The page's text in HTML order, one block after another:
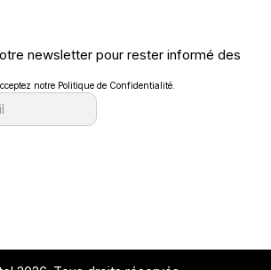
newsletter pour rester informé des
notre Politique de Confidentialité.